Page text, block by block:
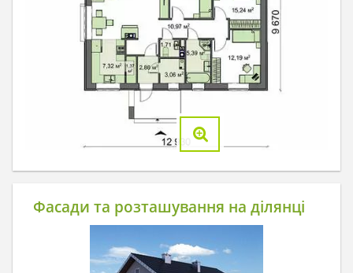
Фасади та розташування на ділянці